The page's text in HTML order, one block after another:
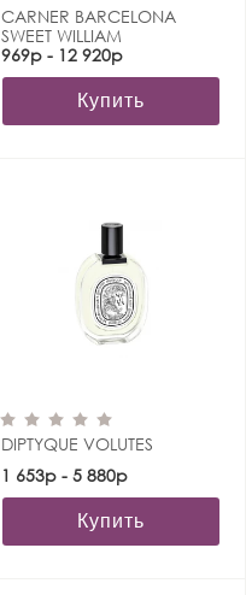
CARNER BARCELONA
SWEET WILLIAM
969р - 12 920р
Купить
DIPTYQUE VOLUTES
1 653р - 5 880р
Купить